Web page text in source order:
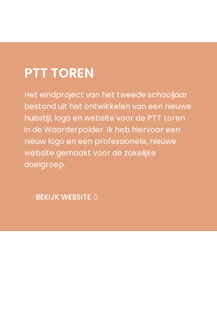
PTT TOREN
Het eindproject van het tweede schooljaar
bestond uit het ontwikkelen van een nieuwe
huisstijl, logo en website voor de PTT toren
in de Waarderpolder. Ik heb hiervoor een
nieuw logo en een professionele, nieuwe
website gemaakt voor de zakelijke
doelgroep.
BEKIJK WEBSITE